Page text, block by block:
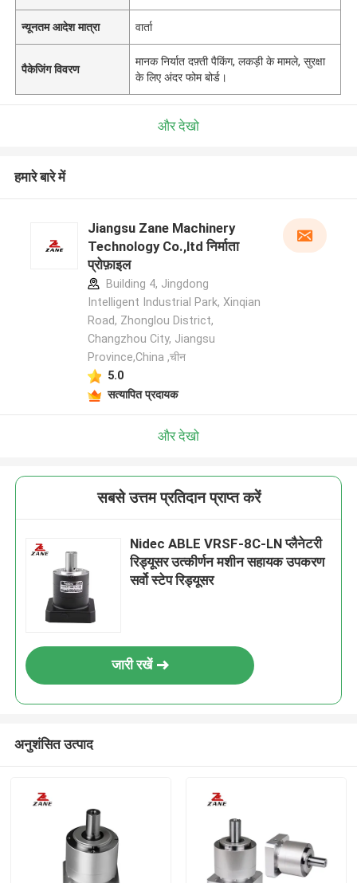
न्यूनतम आदेश मात्रा वार्ता
पैकेजिंग विवरण
मानक निर्यात दफ़्ती पैकिंग, लकड़ी के मामले, सुरक्षा
के लिए अंदर फोम बोर्ड।
और देखो
हमारे बारे में
Jiangsu Zane Machinery
Technology Co.,ltd निर्माता
प्रोफ़ाइल
Building 4, Jingdong
Intelligent Industrial Park, Xinqian
Road, Zhonglou District,
Changzhou City, Jiangsu
Province,China ,चीन
5.0
सत्यापित प्रदायक
और देखो
सबसे उत्तम प्रतिदान प्राप्त करें
Nidec ABLE VRSF-8C-LN प्लैनेटरी
रिड्यूसर उत्कीर्णन मशीन सहायक उपकरण
सर्वो स्टेप रिड्यूसर
जारी रखें
अनुशंसित उत्पाद